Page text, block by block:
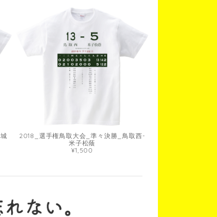
2018_選手権鳥取大会_準々決勝_鳥取西-
米子松蔭
¥1,500